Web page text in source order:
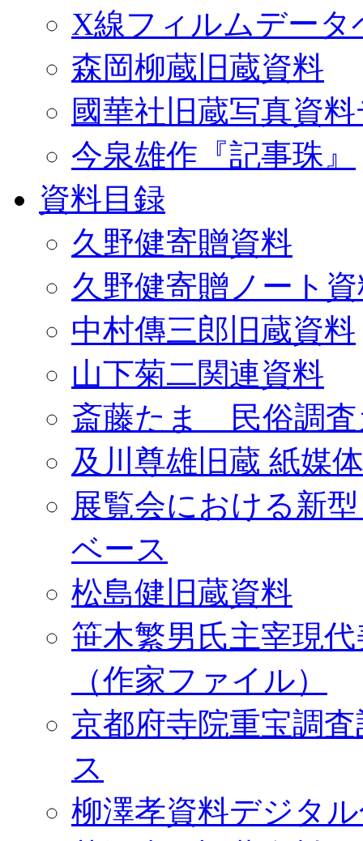
X線フィルムデータ
森岡柳蔵旧蔵資料
國華社旧蔵写真資
今泉雄作『記事珠』
資料目録
久野健寄贈資料
久野健寄贈ノート
中村傳三郎旧蔵資料
山下菊二関連資料
斎藤たま 民俗調査
及川尊雄旧蔵 紙媒
展覧会における新
ベース
松島健旧蔵資料
笹木繁男氏主宰現
（作家ファイル）
京都府寺院重宝調
ス
柳澤孝資料デジタ